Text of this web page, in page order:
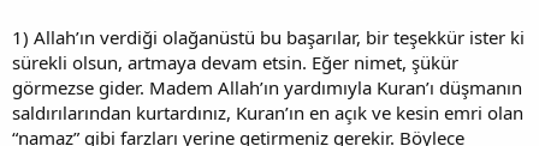
1) Allah’ın verdiği olağanüstü bu başarılar, bir teşekkür ister ki
sürekli olsun, artmaya devam etsin. Eğer nimet, şükür
görmezse gider. Madem Allah’ın yardımıyla Kuran’ı düşmanın
saldırılarından kurtardınız, Kuran’ın en açık ve kesin emri olan
“namaz” gibi farzları yerine getirmeniz gerekir. Böylece